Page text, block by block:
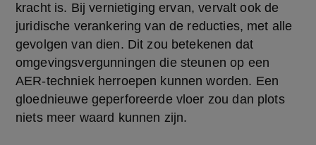
kracht is. Bij vernietiging ervan, vervalt ook de
juridische verankering van de reducties, met alle
gevolgen van dien. Dit zou betekenen dat
omgevingsvergunningen die steunen op een
AER-techniek herroepen kunnen worden. Een
gloednieuwe geperforeerde vloer zou dan plots
niets meer waard kunnen zijn.